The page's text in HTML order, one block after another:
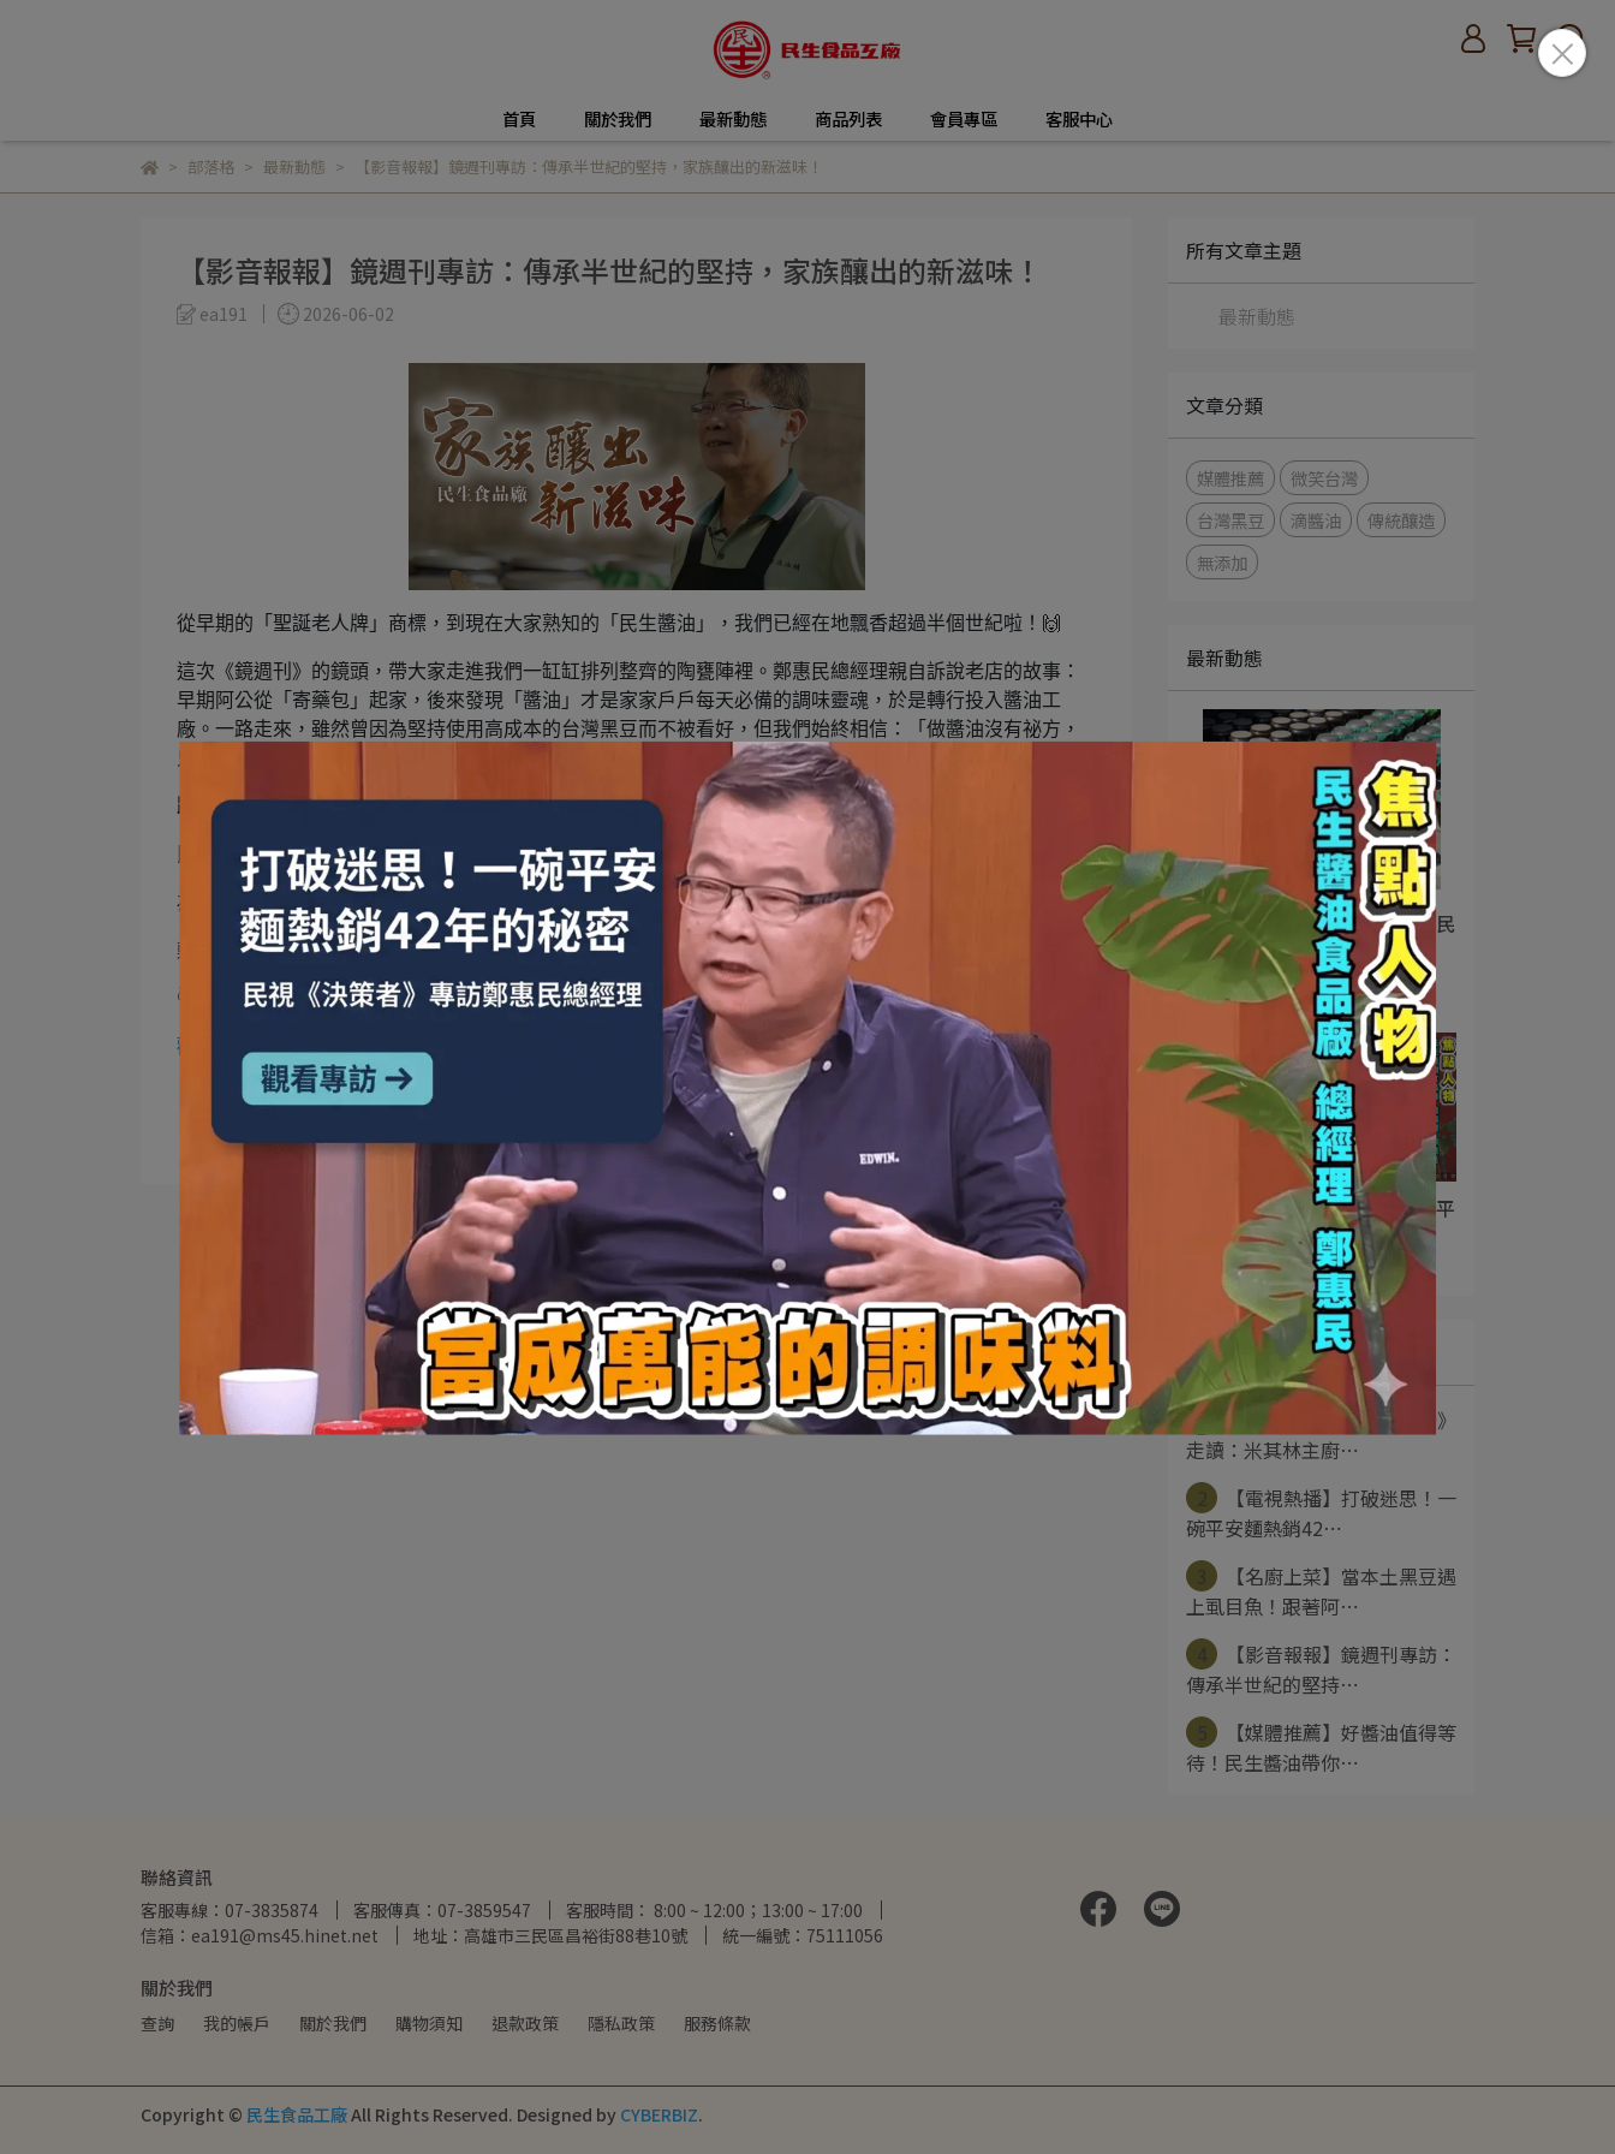
首頁 關於我們 最新動態 商品列表 會員專區 客服中心
部落格 最新動態 【影音報報】鏡週刊專訪：傳承半世紀的堅持，家族釀出的新滋味！
【影音報報】鏡週刊專訪：傳承半世紀的堅持，家族釀出的新滋味！
ea191 2026-06-02
從早期的「聖誕老人牌」商標，到現在大家熟知的「民生醬油」，我們已經在地飄香超過半個世紀啦！🙌
這次《鏡週刊》的鏡頭，帶大家走進我們一缸缸排列整齊的陶甕陣裡。鄭惠民總經理親自訴說老店的故事：
早期阿公從「寄藥包」起家，後來發現「醬油」才是家家戶戶每天必備的調味靈魂，於是轉行投入醬油工
廠。一路走來，雖然曾因為堅持使用高成本的台灣黑豆而不被看好，但我們始終相信：「做醬油沒有祕方，
跟著影片一起看：
民生醬油從零到有的珍貴歷史畫面
為什麼堅持不用速成水解，只用耗時的傳統發酵？
鄭總經理親自下田，與台灣農民契作黑豆的幕後花絮
👇 點擊影片，看見民生醬油最真實的初心 👇
觀看《鏡週刊》精彩影音
所有文章主題
最新動態
文章分類
媒體推薦
微笑台灣
台灣黑豆
滴醬油
傳統釀造
無添加
最新動態
【專題企劃】《料理台灣》走
讀：米其林主廚也著迷！解開民
生壺底油的風味密碼
2026-06-04
【電視熱播】打破迷思！一碗平
安麵熱銷42年的美味秘密
2026-06-02
最新文章
1 【專題企劃】《料理台灣》
走讀：米其林主廚⋯
【電視熱播】打破迷思！一
碗平安麵熱銷42⋯
【名廚上菜】當本土黑豆遇
上虱目魚！跟著阿⋯
【影音報報】鏡週刊專訪：
傳承半世紀的堅持⋯
【媒體推薦】好醬油值得等
待！民生醬油帶你⋯
聯絡資訊
客服專線：07-3835874 客服傳真：07-3859547
客服時間： 8:00 ~ 12:00；13:00 ~ 17:00
信箱：ea191@ms45.hinet.net
地址：高雄市三民區昌裕街88巷10號 統一編號：75111056
關於我們
查詢 我的帳戶 關於我們 購物須知 退款政策 隱私政策 服務條款
Copyright © 民生食品工廠All Rights Reserved. Designed by CYBERBIZ.